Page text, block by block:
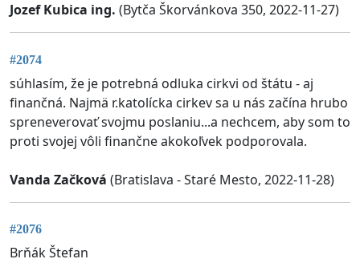
Jozef Kubica ing. (Bytča Škorvánkova 350, 2022-11-27)
#2074
súhlasím, že je potrebná odluka cirkvi od štátu - aj
finančná. Najmä r.katolícka cirkev sa u nás začína hrubo
spreneverovať svojmu poslaniu...a nechcem, aby som to
proti svojej vôli finančne akokoľvek podporovala.
Vanda Začková (Bratislava - Staré Mesto, 2022-11-28)
#2076
Brňák Štefan